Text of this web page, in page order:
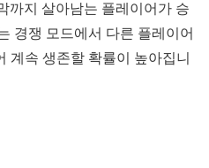
까지 살아남는 플레이어가 승
경쟁 모드에서 다른 플레이어
계속 생존할 확률이 높아집니